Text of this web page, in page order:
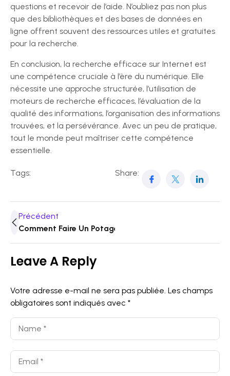
questions et recevoir de l’aide. N’oubliez pas non plus
que des bibliothèques et des bases de données en
ligne offrent souvent des ressources utiles et gratuites
pour la recherche.
En conclusion, la recherche efficace sur Internet est
une compétence cruciale à l’ère du numérique. Elle
nécessite une approche structurée, l’utilisation de
moteurs de recherche efficaces, l’évaluation de la
qualité des informations, l’organisation des informations
trouvées, et la persévérance. Avec un peu de pratique,
tout le monde peut maîtriser cette compétence
essentielle.
Tags: Share:
Précédent
Comment Faire Un Potager Dans Votre Jardin
Leave A Reply
Votre adresse e-mail ne sera pas publiée. Les champs
obligatoires sont indiqués avec *